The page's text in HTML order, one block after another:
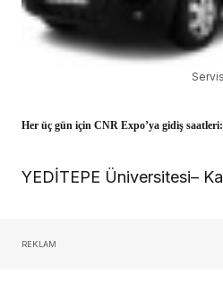
Her üç gün için CNR Expo’ya gidiş saatleri:
YEDİTEPE Üniversitesi–
REKLAM